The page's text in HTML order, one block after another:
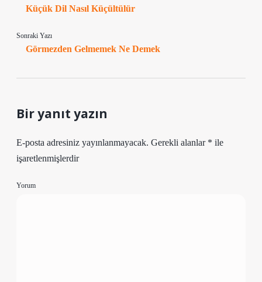
Küçük Dil Nasıl Küçültülür
Sonraki Yazı
Görmezden Gelmemek Ne Demek
Bir yanıt yazın
E-posta adresiniz yayınlanmayacak. Gerekli alanlar * ile
işaretlenmişlerdir
Yorum